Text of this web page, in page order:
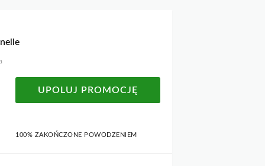
UPOLUJ PROMOCJĘ
100% ZAKOŃCZONE POWODZENIEM